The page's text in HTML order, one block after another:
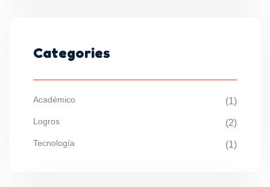
Categories
Académico (1)
Logros (2)
Tecnología (1)